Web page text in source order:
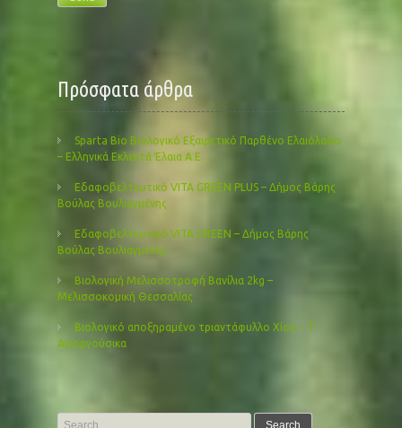
Πρόσφατα άρθρα
Sparta Bio Βιολογικό Εξαιρετικό Παρθένο Ελαιόλαδο
– Ελληνικά Εκλεκτά Έλαια Α.Ε.
Εδαφοβελτιωτικό VITA GREEN PLUS – Δήμος Βάρης
Βούλας Βουλιαγμένης
Εδαφοβελτιωτικό VITA GREEN – Δήμος Βάρης
Βούλας Βουλιαγμένης
Βιολογική Μελισσοτροφή Βανίλια 2kg –
Μελισσοκομική Θεσσαλίας
Βιολογικό αποξηραμένο τριαντάφυλλο Χίου – Τ’
Αγιοργούσικα
Search